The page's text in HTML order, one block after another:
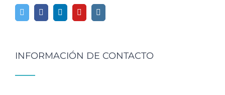
INFORMACIÓN DE CONTACTO